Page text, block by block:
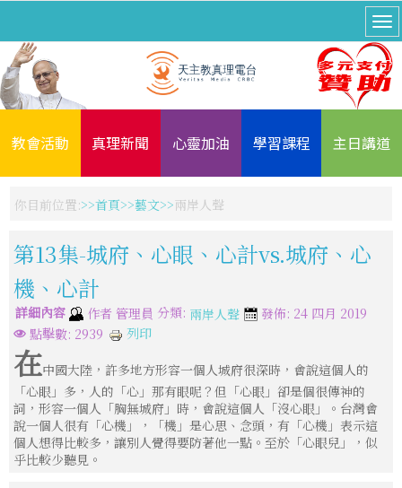
教會活動 真理新聞 心靈加油 學習課程 主日講道
你目前位置: 首頁 藝文 兩岸人聲
第13集-城府、心眼、心計vs.城府、心
機、心計
詳細內容 作者 管理員 分類: 兩岸人聲
發佈: 24 四月 2019
點擊數: 2939
列印
在中國大陸，許多地方形容一個人城府很深時，會說這個人的
「心眼」多，人的「心」那有眼呢？但「心眼」卻是個很傳神的
詞，形容一個人「胸無城府」時，會說這個人「沒心眼」。台灣會
說一個人很有「心機」，「機」是心思、念頭，有「心機」表示這
個人想得比較多，讓別人覺得要防著他一點。至於「心眼兒」，似
乎比較少聽見。